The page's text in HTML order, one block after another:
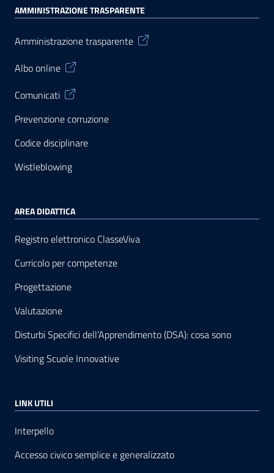
AMMINISTRAZIONE TRASPARENTE
Amministrazione trasparente
Albo online
Comunicati
Prevenzione corruzione
Codice disciplinare
Wistleblowing
AREA DIDATTICA
Registro elettronico ClasseViva
Curricolo per competenze
Progettazione
Valutazione
Disturbi Specifici dell’Apprendimento (DSA): cosa sono
Visiting Scuole Innovative
LINK UTILI
Interpello
Accesso civico semplice e generalizzato